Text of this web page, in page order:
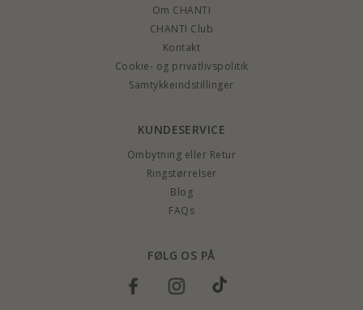
Om CHANTI
CHANTI Club
Kontakt
Cookie- og privatlivspolitik
Samtykkeindstillinger
KUNDESERVICE
Ombytning eller Retur
Ringstørrelser
Blog
FAQs
FØLG OS PÅ